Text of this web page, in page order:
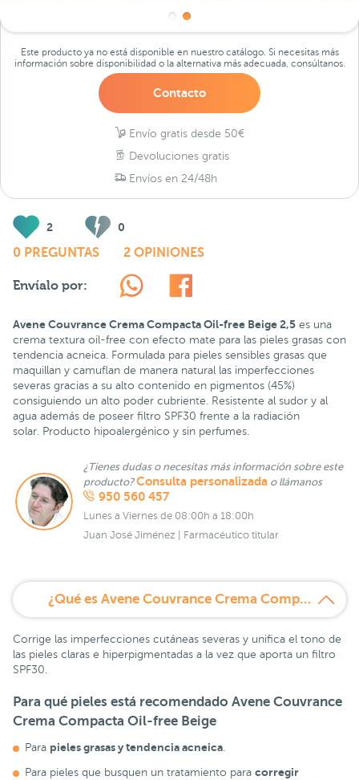
Este producto ya no está disponible en nuestro catálogo. Si necesitas más
información sobre disponibilidad o la alternativa más adecuada, consúltanos.
Contacto
Envío gratis desde 50€
Devoluciones gratis
Envíos en 24/48h
2 0
0 PREGUNTAS 2 OPINIONES
Envíalo por:
Avene Couvrance Crema Compacta Oil-free Beige 2,5 es una
crema textura oil-free con efecto mate para las pieles grasas con
tendencia acneica. Formulada para pieles sensibles grasas que
maquillan y camuflan de manera natural las imperfecciones
severas gracias a su alto contenido en pigmentos (45%)
consiguiendo un alto poder cubriente. Resistente al sudor y al
agua además de poseer filtro SPF30 frente a la radiación
solar. Producto hipoalergénico y sin perfumes.
¿Tienes dudas o necesitas más información sobre este
producto?Consulta personalizada o llámanos
950 560 457
Lunes a Viernes de 08:00h a 18:00h
Juan José Jiménez | Farmacéutico titular
¿Qué es Avene Couvrance Crema Compacta Oil-free Beige 2,5 spf 30?
Corrige las imperfecciones cutáneas severas y unifica el tono de
las pieles claras e hiperpigmentadas a la vez que aporta un filtro
SPF30.
Para qué pieles está recomendado Avene Couvrance
Crema Compacta Oil-free Beige
Para pieles grasas y tendencia acneica.
Para pieles que busquen un tratamiento para corregir